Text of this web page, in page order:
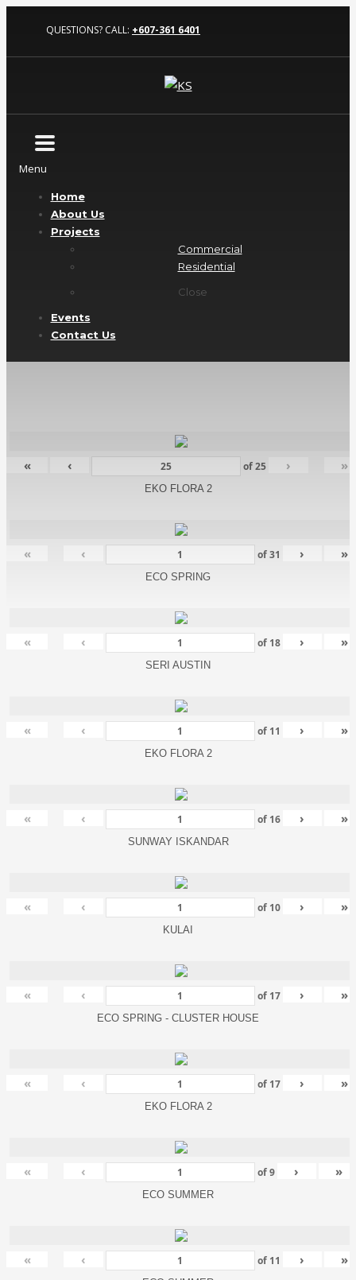
QUESTIONS? CALL: +607-361 6401
Menu
Home
About Us
Projects
Commercial
Residential
Close
Events
Contact Us
« ‹ of25 › »
EKO FLORA 2
« ‹ of31 › »
ECO SPRING
« ‹ of 18 › »
SERI AUSTIN
« ‹ of 11 › »
EKO FLORA 2
« ‹ of 16 › »
SUNWAY ISKANDAR
« ‹ of 10 › »
KULAI
« ‹ of 17 › »
ECO SPRING - CLUSTER HOUSE
« ‹ of 17 › »
EKO FLORA 2
« ‹ of9 › »
ECO SUMMER
« ‹ of 11 › »